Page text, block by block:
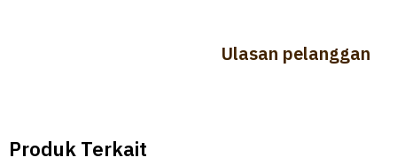
Ulasan pelanggan
Produk Terkait